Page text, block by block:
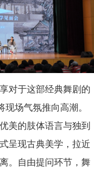
对于这部经典舞剧的
场气氛推向高潮。
美的肢体语言与独到
呈现古典美学，拉近
。自由提问环节，舞